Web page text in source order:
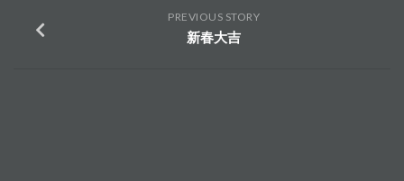
PREVIOUS STORY
新春大吉